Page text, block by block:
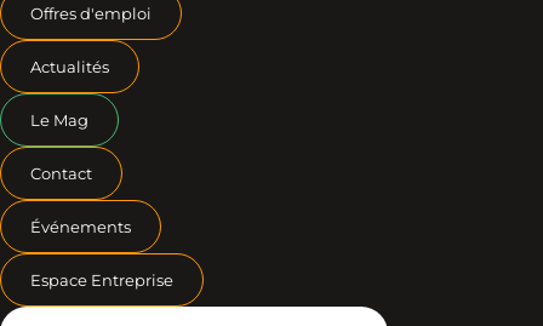
Offres d'emploi
Actualités
Le Mag
Contact
Événements
Espace Entreprise